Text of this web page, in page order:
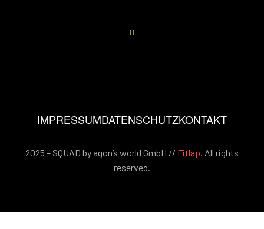
IMPRESSUMDATENSCHUTZKONTAKT
2025 – SQUAD by agon’s world GmbH // Fitlap . All rights
reserved.